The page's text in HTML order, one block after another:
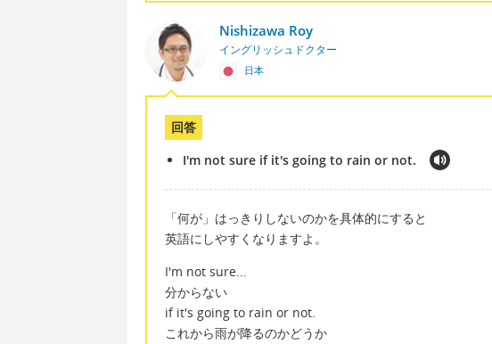
Nishizawa Roy
イングリッシュドクター
日本
回答
I'm not sure if it's going to rain or not.
「何が」はっきりしないのかを具体的にすると
英語にしやすくなりますよ。
I'm not sure...
分からない
if it's going to rain or not.
これから雨が降るのかどうか